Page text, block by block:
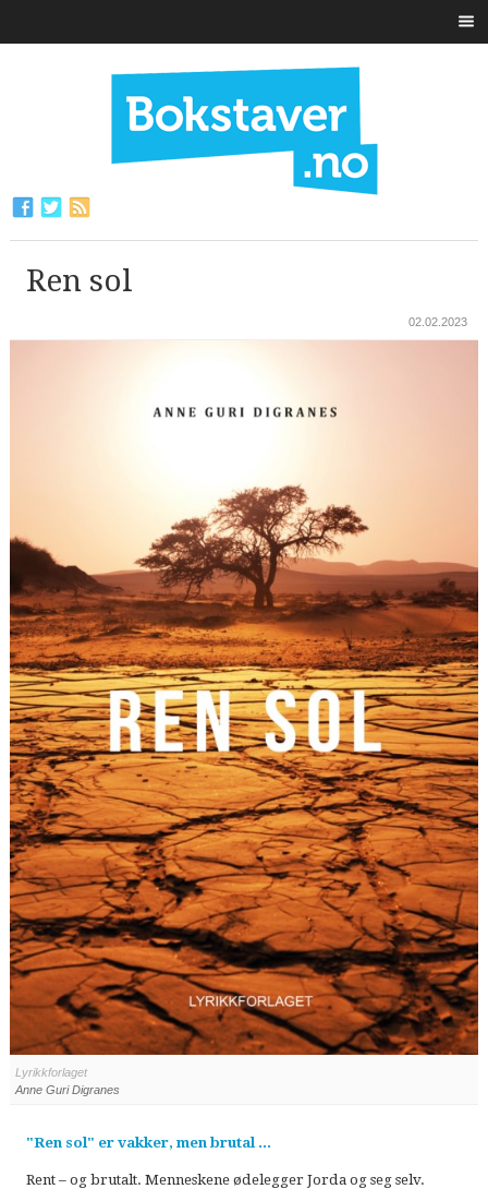
Ren sol
02.02.2023
Lyrikkforlaget
Anne Guri Digranes
"Ren sol" er vakker, men brutal ...
Rent – og brutalt. Menneskene ødelegger Jorda og seg selv.